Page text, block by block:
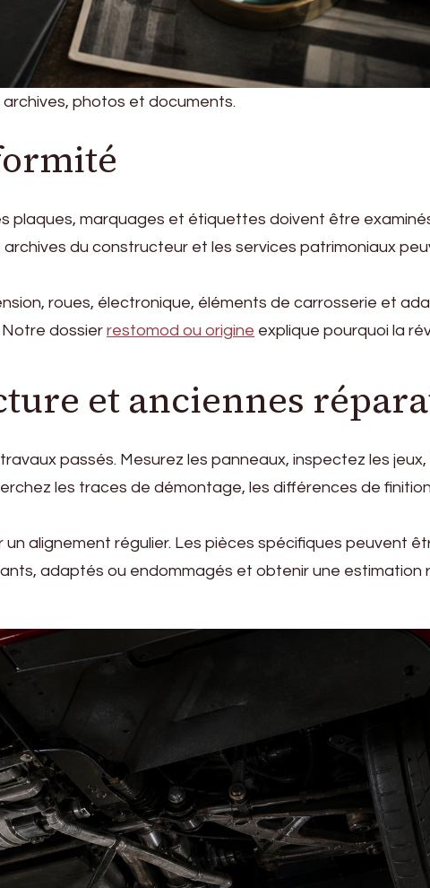
photos et documents.
plaques, marquages et étiquettes doivent être
du constructeur et les services patrimoniaux
roues, électronique, éléments de carrosserie et
Notre dossier restomod ou origine explique pourquoi la
et anciennes
passés. Mesurez les panneaux, inspectez les jeux,
les traces de démontage, les différences de
alignement régulier. Les pièces spécifiques peuvent
adaptés ou endommagés et obtenir une estimation